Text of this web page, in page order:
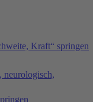
Kraft“ springen
neurologisch,